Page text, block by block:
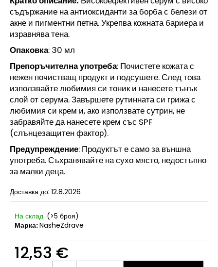
съдържание на антиоксиданти за борба с белези от
акне и пигментни петна. Укрепва кожната бариера и
изравнява тена.
Опаковка: 30 мл
Препоръчителнаупотреба: Почистете кожата с
нежен почистващ продукт и подсушете. След това
използвайте любимия си тоник и нанесете тънък
слой от серума. Завършете рутинната си грижа с
любимия си крем и, ако използвате сутрин, не
забравяйте да нанесете крем със SPF
(слънцезащитен фактор).
Предупреждение: Продуктът е само за външна
употреба. Съхранявайте на сухо място, недостъпно
за малки деца.
Доставка до: 12.8.2026
На склад (>5 броя)
Марка:NasheZdrave
12,53 €
УРОЛИТИН
-
75
КАПСУЛИ
164,89
€